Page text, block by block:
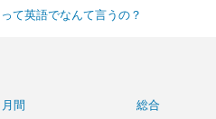
て英語でなんて言うの？
月間
総合